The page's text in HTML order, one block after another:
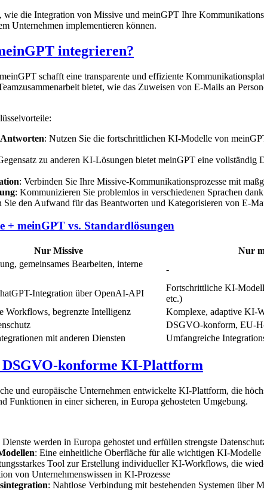
wie die Integration von Missive und meinGPT Ihre
Unternehmen implementieren können.
integrieren?
schafft eine transparente und effiziente
bietet, wie das Zuweisen von E-Mails an
: Nutzen Sie die fortschrittlichen KI-Modelle von
zu anderen KI-Lösungen bietet meinGPT eine
: Verbinden Sie Ihre Missive-Kommunikationsprozesse mit
: Kommunizieren Sie problemlos in verschiedenen Sprachen
Sie den Aufwand für das Beantworten und Kategorisieren von E-
+ meinGPT vs. Standardlösungen
Nur Missive Nur
gemeinsames Bearbeiten, interne
-
Integration über OpenAI-API
Fortschrittliche KI-
etc.)
Workflows, begrenzte Intelligenz Komplexe, adaptive KI-
DSGVO-konform, EU-
mit anderen Diensten Umfangreiche
DSGVO-konforme KI-Plattform
und europäische Unternehmen entwickelte KI-Plattform, die
Funktionen in einer sicheren, in Europa gehosteten Umgebung.
werden in Europa gehostet und erfüllen strengste
: Eine einheitliche Oberfläche für alle wichtigen KI-Modelle
Tool zur Erstellung individueller KI-Workflows, die
von Unternehmenswissen in KI-Prozesse
: Nahtlose Verbindung mit bestehenden Systemen über